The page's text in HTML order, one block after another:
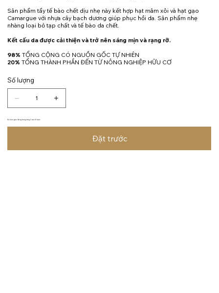
Sản phẩm tẩy tế bào chết dịu nhẹ này kết hợp hạt mâm xôi và hạt gạo
Camargue với nhựa cây bạch dương giúp phục hồi da. Sản phẩm nhẹ
nhàng loại bỏ tạp chất và tế bào da chết.
Kết cấu da được cải thiện và trở nên sáng mịn và rạng rỡ.
98% TỔNG CỘNG CÓ NGUỒN GỐC TỰ NHIÊN
20% TỔNG THÀNH PHẦN ĐẾN TỪ NÔNG NGHIỆP HỮU CƠ
Số lượng
Dự kiến giao hàng trong vòng 3 đến 6 tuần.
Đặt trước